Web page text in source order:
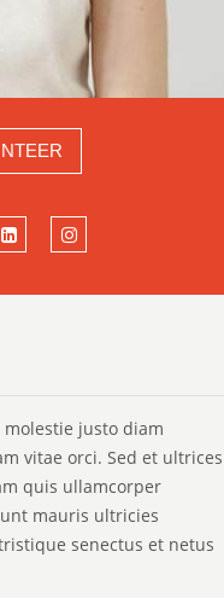
justo diam
vitae orci. Sed et ultrices
quis ullamcorper
mauris ultricies
senectus et netus